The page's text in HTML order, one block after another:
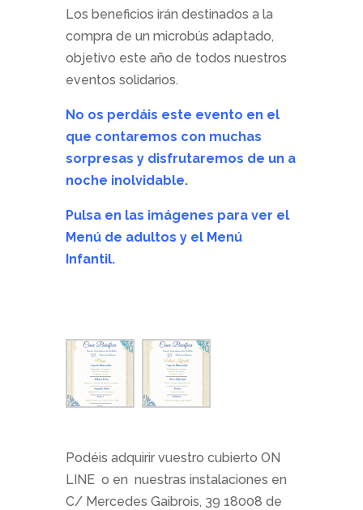
Los beneficios irán destinados a la
compra de un microbús adaptado,
objetivo este año de todos nuestros
eventos solidarios.
No os perdáis este evento en el
que contaremos con muchas
sorpresas y disfrutaremos de un a
noche inolvidable.
Pulsa en las imágenes para ver el
Menú de adultos y el Menú
Infantil.
Podéis adquirir vuestro cubierto ON
LINE o en nuestras instalaciones en
C/ Mercedes Gaibrois, 39 18008 de